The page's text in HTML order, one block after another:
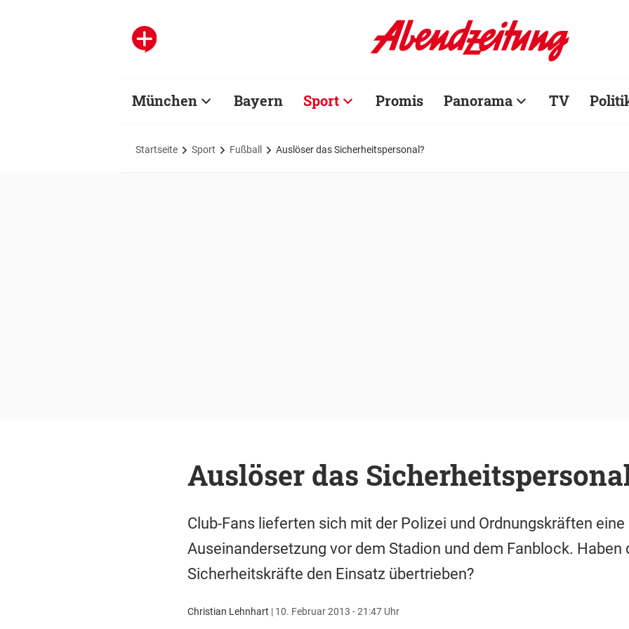
München Bayern Sport Promis Panorama TV
Startseite Sport Fußball Auslöser das Sicherheitspersonal?
Auslöser das
Club-Fans lieferten sich mit der Polizei und Ordnungskräften eine
Auseinandersetzung vor dem Stadion und dem Fanblock. Haben
Sicherheitskräfte den Einsatz übertrieben?
Christian Lehnhart | 10. Februar 2013 - 21:47 Uhr